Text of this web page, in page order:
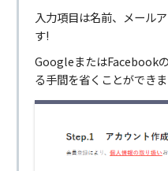
入力項目は名前、メール
す!
GoogleまたはFacebook
る手間を省くことができま